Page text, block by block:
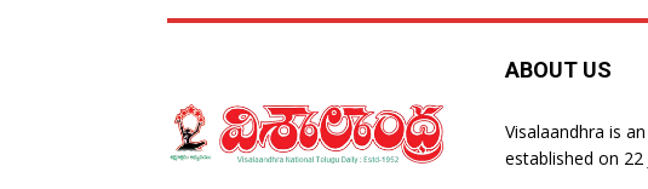
ABOUT US
Visalaandhra is
established on 22